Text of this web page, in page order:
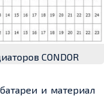
CONDOR
и материал